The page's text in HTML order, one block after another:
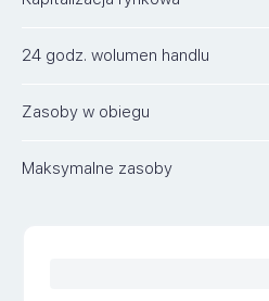
Artykuły
24 godz. wolumen handlu
Zasoby w obiegu
Maksymalne zasoby